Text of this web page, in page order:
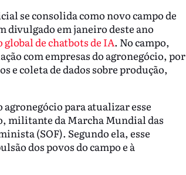
se consolida como novo campo de
divulgado em janeiro deste ano
de chatbots de IA. No campo,
com empresas do agronegócio, por
e coleta de dados sobre produção,
agronegócio para atualizar esse
militante da Marcha Mundial das
(SOF). Segundo ela, esse
dos povos do campo e à